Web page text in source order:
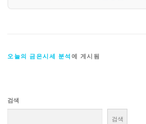
오늘의 금은시세 분석에 게시됨
검색
검색